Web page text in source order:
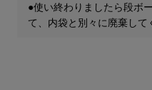
●使い終わりましたら段ボ
て、内袋と別々に廃棄して